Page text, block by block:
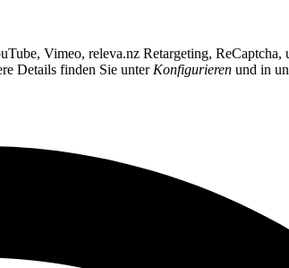
Vimeo, releva.nz Retargeting,
Details finden Sie unter Konfigurieren und in